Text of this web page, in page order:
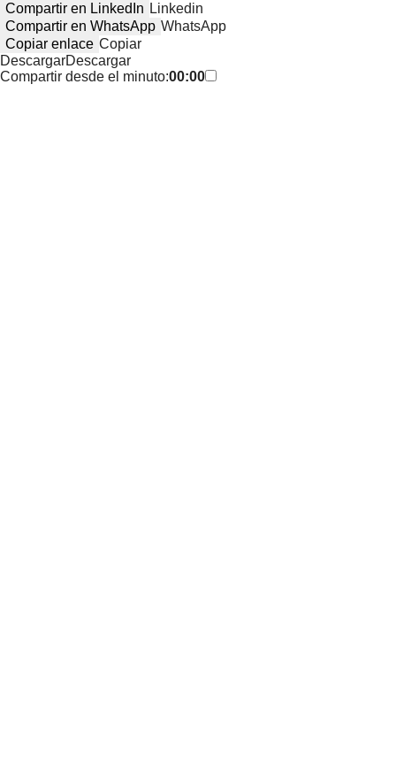
Compartir en LinkedIn Linkedin
Compartir en WhatsApp WhatsApp
Copiar enlace Copiar
DescargarDescargar
Compartir desde el minuto:00:00